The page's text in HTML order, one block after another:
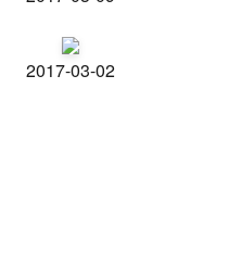
2017-03-02